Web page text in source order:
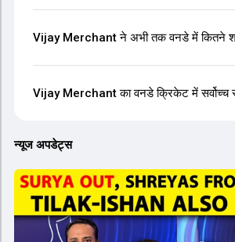
Vijay Merchant ने अभी तक वनडे में कितने
Vijay Merchant का वनडे क्रिकेट में सर्वोच्च
न्यूज अपडेट्स